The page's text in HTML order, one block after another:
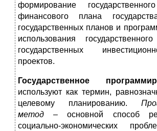
формирование
финансового плана
государственных планов и
использования
государственных
проектов.
Государственное
используют как термин,
целевому планированию.
метод – основной способ
социально-экономических